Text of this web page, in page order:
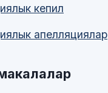
кепил
апелляциялар